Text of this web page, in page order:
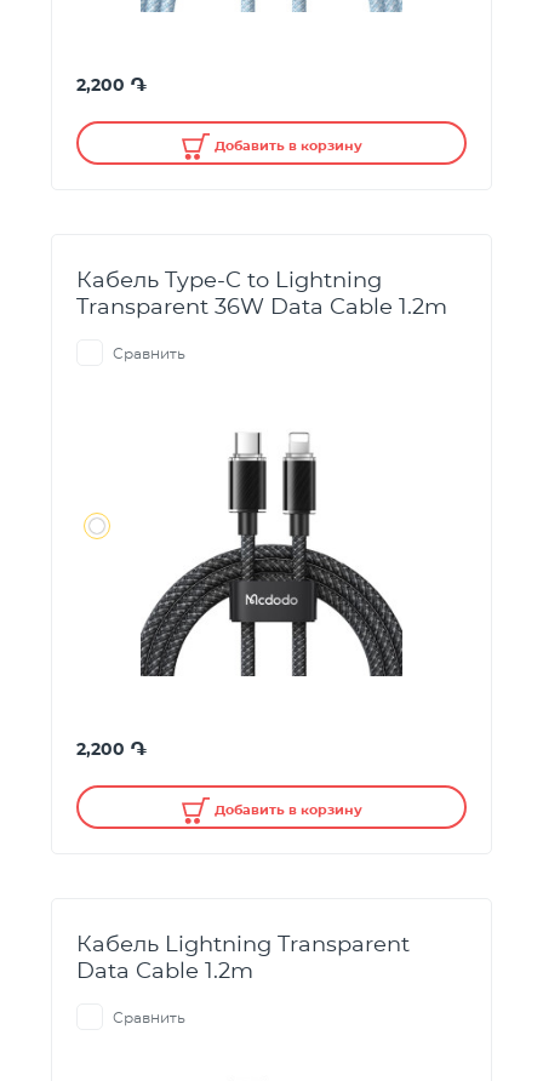
2,200 ֏
Добавить в корзину
Кабель Type-C to Lightning
Transparent 36W Data Cable 1.2m
Сравнить
2,200 ֏
Добавить в корзину
Кабель Lightning Transparent
Data Cable 1.2m
Сравнить